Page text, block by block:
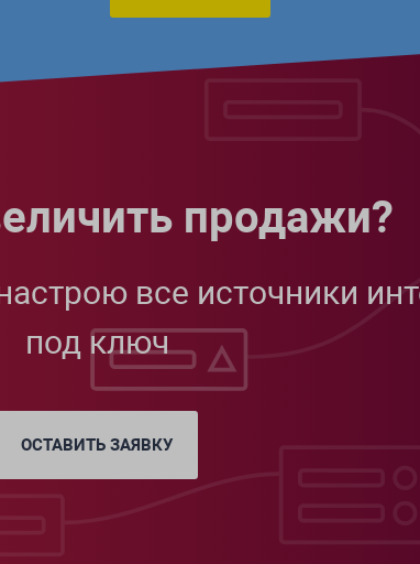
продажи?
все источники
под ключ
ОСТАВИТЬ ЗАЯВКУ